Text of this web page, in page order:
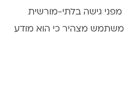
מפני גישה בלתי-מורשית
מצהיר כי הוא מודע